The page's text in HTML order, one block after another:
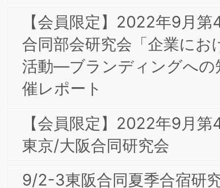
【会員限定】2020年9月 第4回東京専門
部会委員会 「『Airレジ』のブランディ
ングとその ビジネス貢献の証明」㈱リ
クルート野村恭子 氏
【会員限定】2020年7月 第3回東京専門
部会委員会 「FinTechを活用したイノベ
ーションによる新たな社会創造―世界の
Global Mobility Service(株) 中島徳至氏